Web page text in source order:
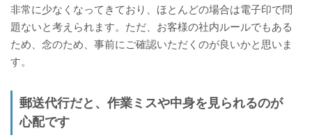
非常に少なくなってきており、ほとんどの場合は電子印で問
題ないと考えられます。ただ、お客様の社内ルールでもある
ため、念のため、事前にご確認いただくのが良いかと思いま
す。
郵送代行だと、作業ミスや中身を見られるのが
心配です